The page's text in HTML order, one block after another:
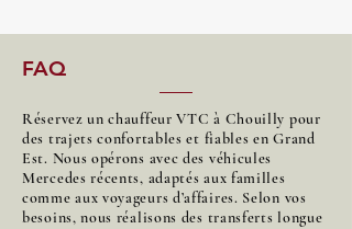
FAQ
Réservez un chauffeur VTC à Chouilly pour
des trajets confortables et fiables en Grand
Est. Nous opérons avec des véhicules
Mercedes récents, adaptés aux familles
comme aux voyageurs d’affaires. Selon vos
besoins, nous réalisons des transferts longue